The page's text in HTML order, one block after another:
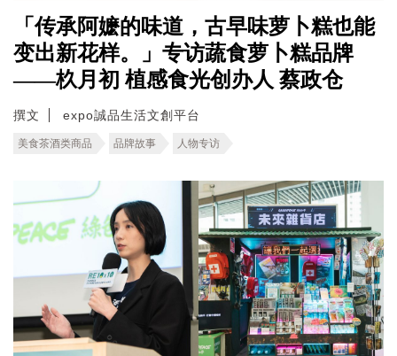
「传承阿嬷的味道，古早味萝卜糕也能
变出新花样。」专访蔬食萝卜糕品牌
——杦月初 植感食光创办人 蔡政仓
撰文 expo誠品生活文創平台
美食茶酒类商品 品牌故事 人物专访